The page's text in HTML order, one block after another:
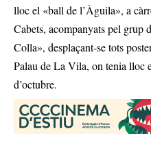
lloc el «ball de l’Àguila», a
Cabets, acompanyats pel grup
Colla», desplaçant-se tots
Palau de La Vila, on tenia lloc
d’octubre.